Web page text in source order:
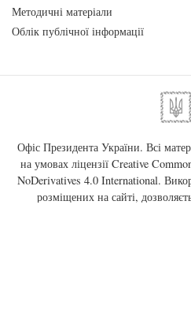
Методичні матеріали
Облік публічної інформації
Офіс Президента України. Всі
на умовах ліцензії Creative
NoDerivatives 4.0 International.
розміщених на сайті,